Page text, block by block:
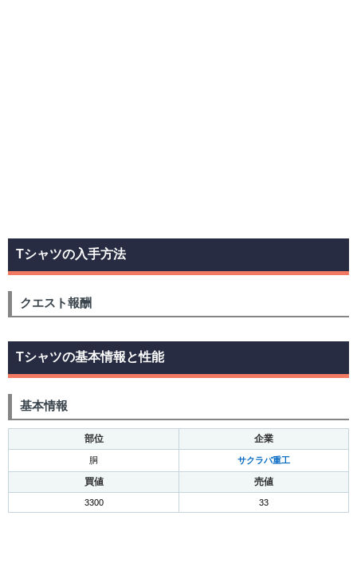
Tシャツの入手方法
クエスト報酬
Tシャツの基本情報と性能
基本情報
部位 企業
胴 サクラバ重工
買値 売値
3300 33